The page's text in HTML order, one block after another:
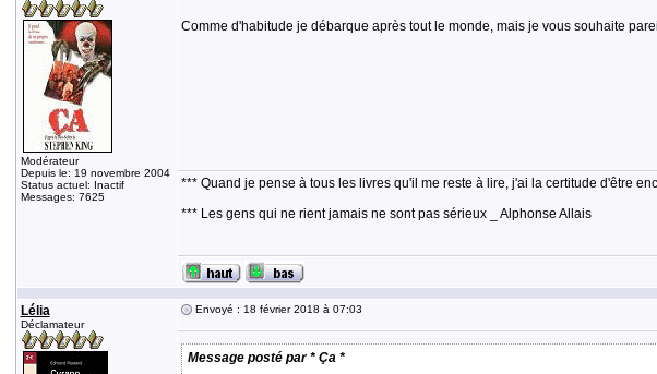
Modérateur
Depuis le: 19 novembre 2004
Status actuel: Inactif
Messages: 7625
Comme d'habitude je débarque après tout le monde, mais je vous souhaite
*** Quand je pense à tous les livres qu'il me reste à lire, j'ai la certitude d'être
*** Les gens qui ne rient jamais ne sont pas sérieux _ Alphonse Allais
Lélia
Déclamateur
Envoyé : 18 février 2018 à 07:03
Message posté par * Ça *